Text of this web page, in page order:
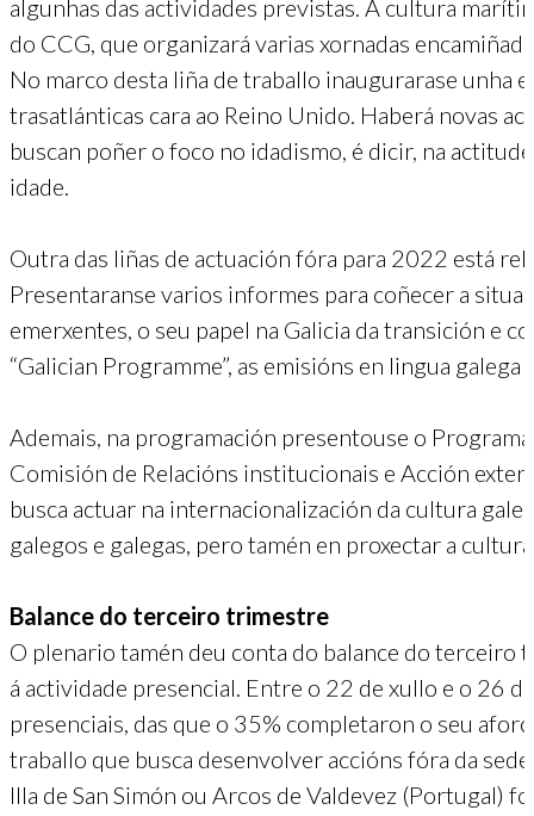
algunhas das actividades previstas. A cultura
do CCG, que organizará varias xornadas
No marco desta liña de traballo inaugurarase unha
trasatlánticas cara ao Reino Unido. Haberá novas
buscan poñer o foco no idadismo, é dicir, na
idade.
Outra das liñas de actuación fóra para 2022 está
Presentaranse varios informes para coñecer a
emerxentes, o seu papel na Galicia da transición e
“Galician Programme”, as emisións en lingua
Ademais, na programación presentouse o
Comisión de Relacións institucionais e Acción
busca actuar na internacionalización da cultura
galegos e galegas, pero tamén en proxectar a
Balance do terceiro trimestre
O plenario tamén deu conta do balance do
á actividade presencial. Entre o 22 de xullo e o 26
presenciais, das que o 35% completaron o seu
traballo que busca desenvolver accións fóra da
Illa de San Simón ou Arcos de Valdevez (Portugal)